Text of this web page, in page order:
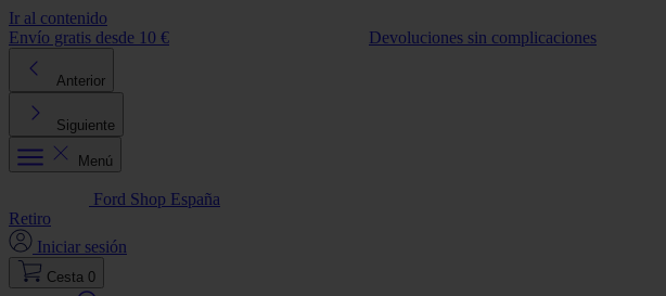
Ir al contenido
Envío gratis desde 10 €
Devoluciones sin complicaciones
Anterior
Siguiente
Menú
Ford Shop España
Retiro
Iniciar sesión
Cesta 0